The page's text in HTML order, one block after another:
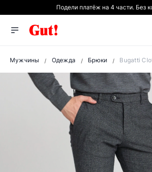
Подели платёж на 4 части. Без
Мужчины Одежда Брюки Bugatti